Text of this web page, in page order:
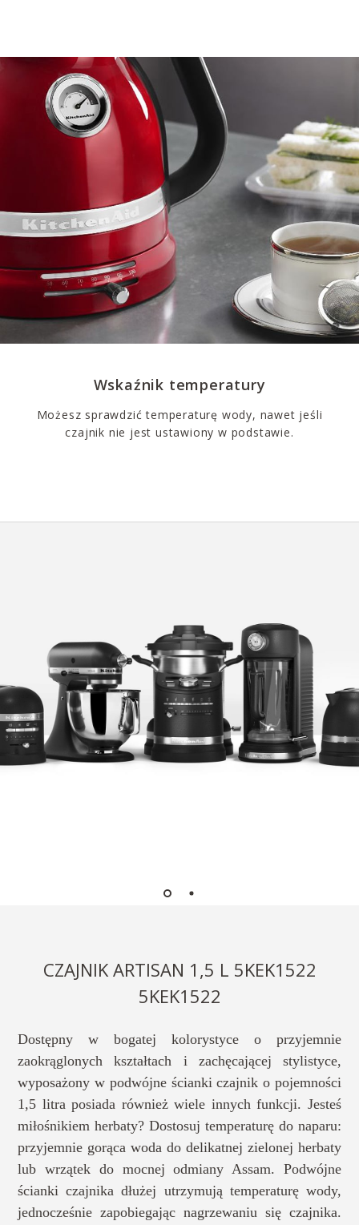
Wskaźnik temperatury
Możesz sprawdzić temperaturę wody, nawet jeśli
czajnik nie jest ustawiony w podstawie.
CZAJNIK ARTISAN 1,5 L 5KEK1522
5KEK1522
Dostępny w bogatej kolorystyce o przyjemnie
zaokrąglonych kształtach i zachęcającej stylistyce,
wyposażony w podwójne ścianki czajnik o pojemności
1,5 litra posiada również wiele innych funkcji. Jesteś
miłośnikiem herbaty? Dostosuj temperaturę do naparu:
przyjemnie gorąca woda do delikatnej zielonej herbaty
lub wrzątek do mocnej odmiany Assam. Podwójne
ścianki czajnika dłużej utrzymują temperaturę wody,
jednocześnie zapobiegając nagrzewaniu się czajnika.